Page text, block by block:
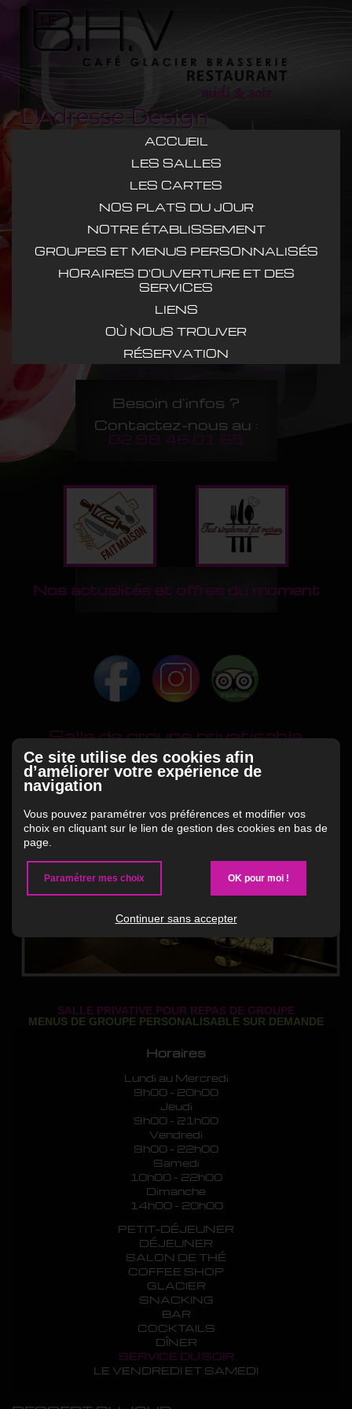
L'Adresse Design
ACCUEIL
LES SALLES
LES CARTES
NOS PLATS DU JOUR
NOTRE ÉTABLISSEMENT
GROUPES ET MENUS PERSONNALISÉS
HORAIRES D'OUVERTURE ET DES
SERVICES
LIENS
OÙ NOUS TROUVER
RÉSERVATION
Besoin d'infos ?
Contactez-nous au :
02 98 46 01 65
Nos actualités et offres du moment
Salle de groupe privatisable
Donnez votre avis !
SALLE PRIVATIVE POUR REPAS DE GROUPE
MENUS DE GROUPE PERSONALISABLE SUR DEMANDE
Horaires
Lundi au Mercredi
9h00 - 20h00
Jeudi
9h00 - 21h00
Vendredi
9h00 - 22h00
Samedi
10h00 - 22h00
Dimanche
14h00 - 20h00
PETIT-DÉJEUNER
DÉJEUNER
SALON DE THÉ
COFFEE SHOP
GLACIER
SNACKING
BAR
COCKTAILS
DÎNER
SERVICE DU SOIR
LE VENDREDI ET SAMEDI
Ce site utilise des cookies afin
d’améliorer votre expérience de
navigation
Vous pouvez paramétrer vos préférences et modifier vos
choix en cliquant sur le lien de gestion des cookies en bas de
page.
Paramétrer mes choix OK pour moi !
Continuer sans accepter